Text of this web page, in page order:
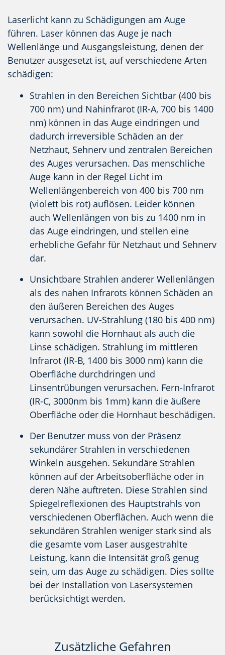
Laserlicht kann zu Schädigungen am Auge
führen. Laser können das Auge je nach
Wellenlänge und Ausgangsleistung, denen der
Benutzer ausgesetzt ist, auf verschiedene Arten
schädigen:
Strahlen in den Bereichen Sichtbar (400 bis
700 nm) und Nahinfrarot (IR-A, 700 bis 1400
nm) können in das Auge eindringen und
dadurch irreversible Schäden an der
Netzhaut, Sehnerv und zentralen Bereichen
des Auges verursachen. Das menschliche
Auge kann in der Regel Licht im
Wellenlängenbereich von 400 bis 700 nm
(violett bis rot) auflösen. Leider können
auch Wellenlängen von bis zu 1400 nm in
das Auge eindringen, und stellen eine
erhebliche Gefahr für Netzhaut und Sehnerv
dar.
Unsichtbare Strahlen anderer Wellenlängen
als des nahen Infrarots können Schäden an
den äußeren Bereichen des Auges
verursachen. UV-Strahlung (180 bis 400 nm)
kann sowohl die Hornhaut als auch die
Linse schädigen. Strahlung im mittleren
Infrarot (IR-B, 1400 bis 3000 nm) kann die
Oberfläche durchdringen und
Linsentrübungen verursachen. Fern-Infrarot
(IR-C, 3000nm bis 1mm) kann die äußere
Oberfläche oder die Hornhaut beschädigen.
Der Benutzer muss von der Präsenz
sekundärer Strahlen in verschiedenen
Winkeln ausgehen. Sekundäre Strahlen
können auf der Arbeitsoberfläche oder in
deren Nähe auftreten. Diese Strahlen sind
Spiegelreflexionen des Hauptstrahls von
verschiedenen Oberflächen. Auch wenn die
sekundären Strahlen weniger stark sind als
die gesamte vom Laser ausgestrahlte
Leistung, kann die Intensität groß genug
sein, um das Auge zu schädigen. Dies sollte
bei der Installation von Lasersystemen
berücksichtigt werden.
Zusätzliche Gefahren